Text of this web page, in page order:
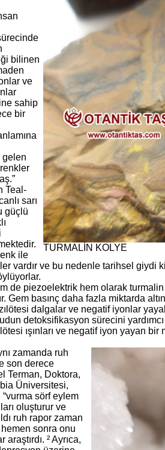
TURMALİN KOLYE
bilinen
ve
sahip
bir
gelen
renkler
Teal-
sarı
güçlü
ile
vardır ve bu nedenle tarihsel giydi
de piezoelektrik hem olarak
Gem basınç daha fazla miktarda
dalgalar ve negatif iyonlar
detoksifikasyon sürecini
ışınları ve negatif iyon yayan
zamanda ruh
son derece
Terman, Doktora,
Üniversitesi,
sörf eylem
oluşturur ve
ruh rapor zaman
sonra onu
² Ayrıca,